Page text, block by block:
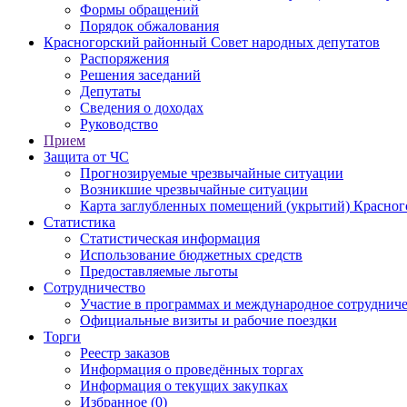
Формы обращений
Порядок обжалования
Красногорский районный Совет народных депутатов
Распоряжения
Решения заседаний
Депутаты
Сведения о доходах
Руководство
Прием
Защита от ЧС
Прогнозируемые чрезвычайные ситуации
Возникшие чрезвычайные ситуации
Карта заглубленных помещений (укрытий)
Статистика
Статистическая информация
Использование бюджетных средств
Предоставляемые льготы
Сотрудничество
Участие в программах и международное
Официальные визиты и рабочие поездки
Торги
Реестр заказов
Информация о проведённых торгах
Информация о текущих закупках
Избранное (0)